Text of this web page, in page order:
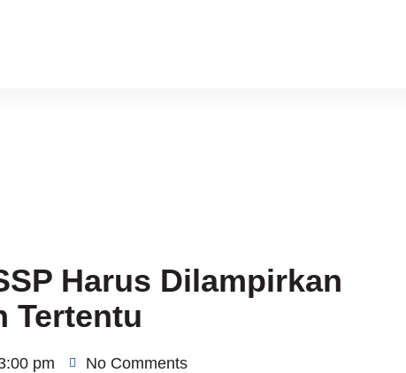
Harus Dilampirkan
Tertentu
pm No Comments